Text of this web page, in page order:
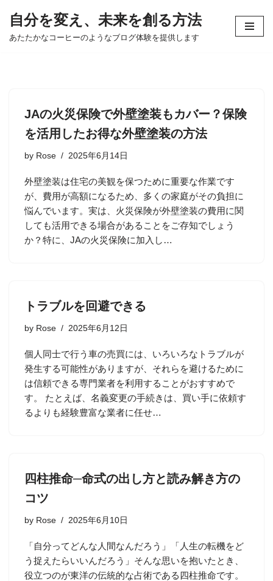
コ
自分を変え、未来を創る方法
あたたかなコーヒーのようなブログ体験を提供します
JAの火災保険で外壁塗装もカバー？保険
を活用したお得な外壁塗装の方法
by Rose 2025年6月14日
外壁塗装は住宅の美観を保つために重要な作業です
が、費用が高額になるため、多くの家庭がその負担に
悩んでいます。実は、火災保険が外壁塗装の費用に関
しても活用できる場合があることをご存知でしょう
か？特に、JAの火災保険に加入し…
トラブルを回避できる
by Rose 2025年6月12日
個人同士で行う車の売買には、いろいろなトラブルが
発生する可能性がありますが、それらを避けるために
は信頼できる専門業者を利用することがおすすめで
す。 たとえば、名義変更の手続きは、買い手に依頼す
るよりも経験豊富な業者に任せ…
四柱推命─命式の出し方と読み解き方の
コツ
by Rose 2025年6月10日
「自分ってどんな人間なんだろう」「人生の転機をど
う捉えたらいいんだろう」そんな思いを抱いたとき、
役立つのが東洋の伝統的な占術である四柱推命です。